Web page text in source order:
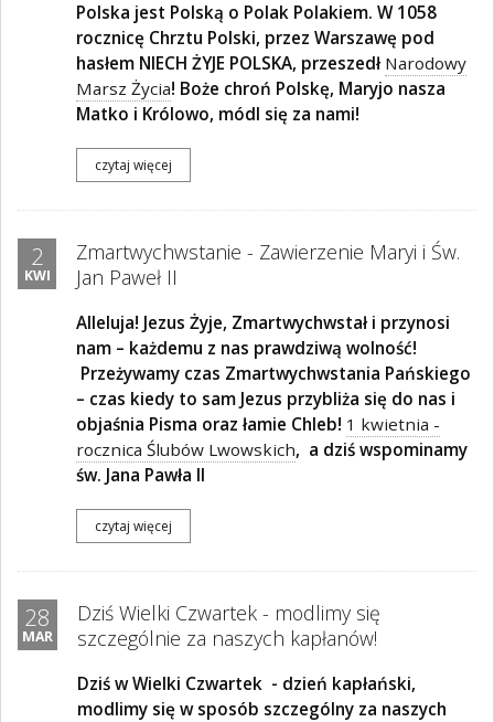
Polska jest Polską o Polak Polakiem. W 1058
rocznicę Chrztu Polski, przez Warszawę pod
hasłem NIECH ŻYJE POLSKA, przeszedł Narodowy
Marsz Życia! Boże chroń Polskę, Maryjo nasza
Matko i Królowo, módl się za nami!
czytaj więcej
2
KWI
Zmartwychwstanie - Zawierzenie Maryi i Św.
Jan Paweł II
Alleluja! Jezus Żyje, Zmartwychwstał i przynosi
nam – każdemu z nas prawdziwą wolność!
Przeżywamy czas Zmartwychwstania Pańskiego
– czas kiedy to sam Jezus przybliża się do nas i
objaśnia Pisma oraz łamie Chleb! 1 kwietnia -
rocznica Ślubów Lwowskich, a dziś wspominamy
św. Jana Pawła II
czytaj więcej
28
MAR
Dziś Wielki Czwartek - modlimy się
szczególnie za naszych kapłanów!
Dziś w Wielki Czwartek - dzień kapłański,
modlimy się w sposób szczególny za naszych